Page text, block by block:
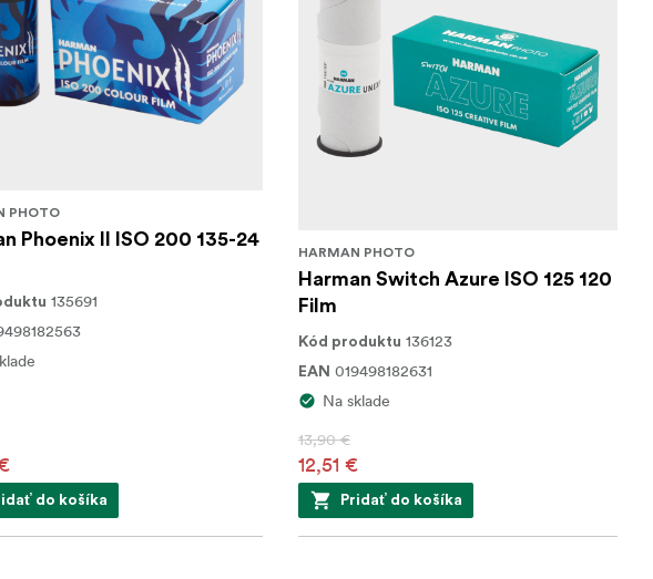
PHOTO
Phoenix II ISO 200 135-24
135691
do košíka
HARMAN PHOTO
Harman Switch Azure ISO 125 120
Film
Kód produktu 136123
EAN 019498182631
Na sklade
13,90 €
12,51 €
Pridať do košíka